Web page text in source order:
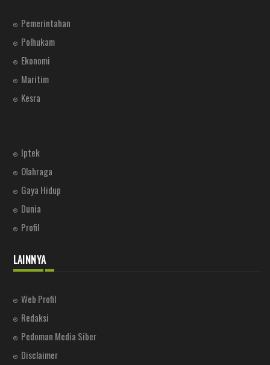
Pemerintahan
Polhukam
Ekonomi
Maritim
Kesra
Iptek
Olahraga
Gaya Hidup
Dunia
Profil
LAINNYA
Web Profil
Redaksi
Pedoman Media Siber
Disclaimer